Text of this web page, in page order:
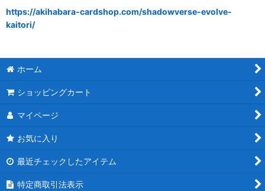
https://akihabara-cardshop.com/shadowverse-evolve-
kaitori/
ホーム
ショッピングカート
マイページ
お気に入り
最近チェックしたアイテム
特定商取引法表示